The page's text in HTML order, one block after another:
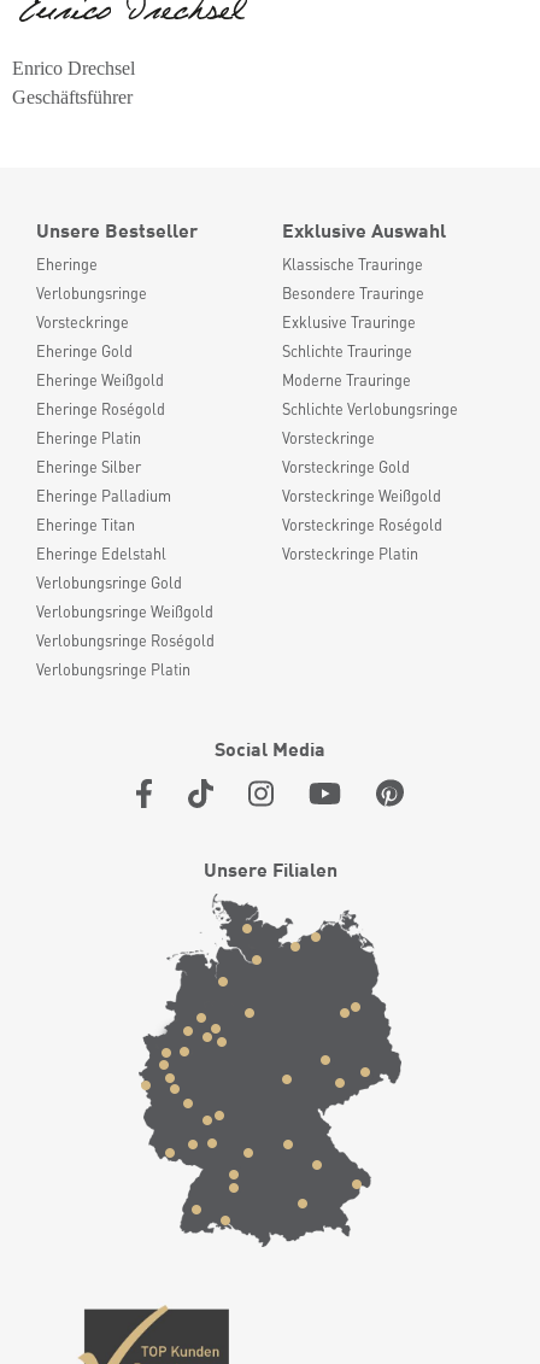
Enrico Drechsel
Geschäftsführer
Unsere Bestseller
Eheringe
Verlobungsringe
Vorsteckringe
Eheringe Gold
Eheringe Weißgold
Eheringe Roségold
Eheringe Platin
Eheringe Silber
Eheringe Palladium
Eheringe Titan
Eheringe Edelstahl
Verlobungsringe Gold
Verlobungsringe Weißgold
Verlobungsringe Roségold
Verlobungsringe Platin
Exklusive Auswahl
Klassische Trauringe
Besondere Trauringe
Exklusive Trauringe
Schlichte Trauringe
Moderne Trauringe
Schlichte Verlobungsringe
Vorsteckringe
Vorsteckringe Gold
Vorsteckringe Weißgold
Vorsteckringe Roségold
Vorsteckringe Platin
Social Media
Unsere Filialen